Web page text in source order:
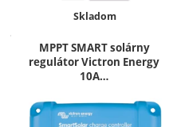
Dostupnosť:
Skladom
MPPT SMART solárny
regulátor Victron Energy
10A…